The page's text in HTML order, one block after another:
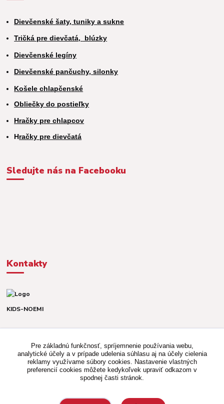
Dievčenské šaty, tuniky a sukne
Tričká pre dievčatá, blúzky
Dievčenské legíny
Dievčenské pančuchy, silonky
Košele chlapčenské
Obliečky do postieľky
Hračky pre chlapcov
Hračky pre dievčatá
Sledujte nás na Facebooku
Kontakty
KIDS-NOEMI
(Po-Pia, 8-16 hod.)
kidsnoemi.shop@gmail.com
Pre základnú funkčnosť, spríjemnenie používania webu,
analytické účely a v prípade udelenia súhlasu aj na účely cielenia
reklamy využívame súbory cookies. Nastavenie vlastných
preferencií cookies môžete kedykoľvek upraviť odkazom v
spodnej časti stránok.